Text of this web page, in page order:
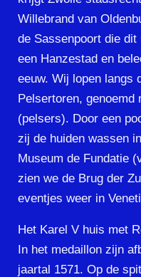
Willebrand van
de Sassenpoort die
een Hanzestad en
eeuw. Wij lopen langs
Pelsertoren, genoemd
(pelsers). Door een
zij de huiden wassen
Museum de Fundatie
zien we de Brug der
eventjes weer in
Het Karel V huis met
In het medaillon zijn
jaartal 1571. Op de